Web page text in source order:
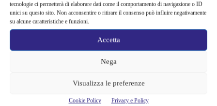
tecnologie ci permetterà di elaborare dati come il comportamento di navigazione o ID
unici su questo sito. Non acconsentire o ritirare il consenso può influire negativamente
su alcune caratteristiche e funzioni.
Accetta
Nega
Visualizza le preferenze
Cookie Policy Privacy e Policy
I finti medici delle serie tv donano veri presidi sanitari ai veri medici in
prima linea contro il coronavirus. Sono proprio loro, i nostri beniamini
delle serie tv dedicate al mondo della sanità che in questo momento
stanno donando agli ospedali a loro vicini tutti i presidi sanitari e le
forniture mediche, perché quelle sono vere e non oggetti di...